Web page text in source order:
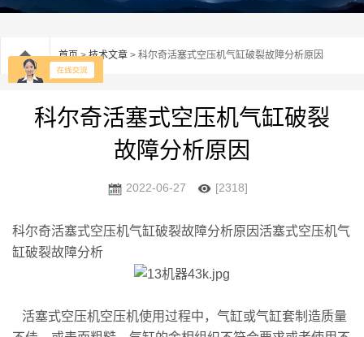
首页>技术文章 > 科尔奇活塞式空压机气缸破裂故障分析原因
科尔奇活塞式空压机气缸破裂
故障分析原因
2022-06-27 [2318]
科尔奇活塞式空压机气缸破裂故障分析原因活塞式空压机气
缸破裂故障分析
活塞式空压机空压机使用过程中，气缸或气缸套制造质量